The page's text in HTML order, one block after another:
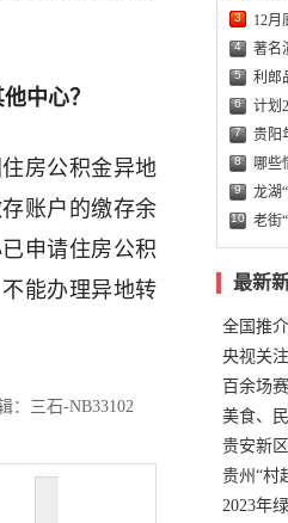
中心？
房公积金异地
账户的缴存余
申请住房公积
能办理异地转
：三石-NB33102
3 12月
4 著名
5 利郎
6 计划
7 贵阳
8 哪些
9 龙湖
10 老街
最新
全国推
错过
央视关
温
百余场
正式“打
美食、
两减三
贵安新
贵州“村
名额
2023年